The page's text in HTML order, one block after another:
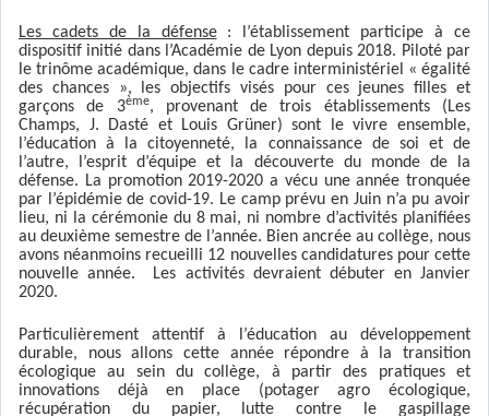
Les cadets de la défense: l’établissement participe à ce
dispositif initié dans l’Académie de Lyon depuis 2018. Piloté par
le trinôme académique, dans le cadre interministériel « égalité
des chances », les objectifs visés pour ces jeunes filles et
garçons de 3ème, provenant de trois établissements (Les
Champs, J. Dasté et Louis Grüner) sont le vivre ensemble,
l’éducation à la citoyenneté, la connaissance de soi et de
l’autre, l’esprit d’équipe et la découverte du monde de la
défense. La promotion 2019-2020 a vécu une année tronquée
par l’épidémie de covid-19. Le camp prévu en Juin n’a pu avoir
lieu, ni la cérémonie du 8 mai, ni nombre d’activités planifiées
au deuxième semestre de l’année. Bien ancrée au collège, nous
avons néanmoins recueilli 12 nouvelles candidatures pour cette
nouvelle année. Les activités devraient débuter en Janvier
2020.
Particulièrement attentif à l’éducation au développement
durable, nous allons cette année répondre à la transition
écologique au sein du collège, à partir des pratiques et
innovations déjà en place (potager agro écologique,
récupération du papier, lutte contre le gaspillage